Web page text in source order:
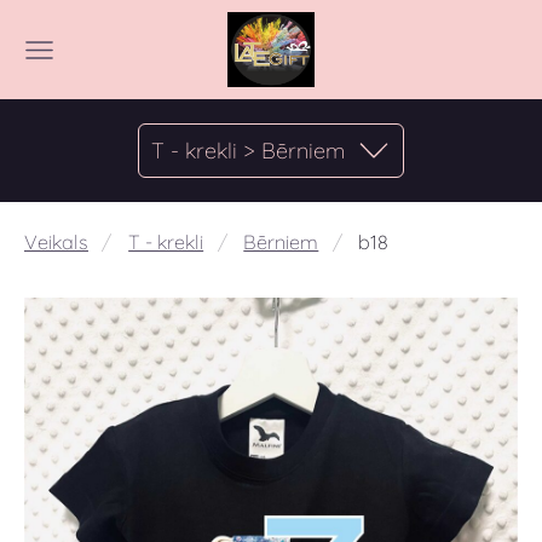
T - krekli > Bērniem
Veikals T - krekli Bērniem b18